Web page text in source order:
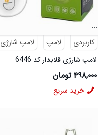
...
کاربردی
لامپ
لامپ شارژی
لامپ شارژی قلابدار کد 6446
۴۹۸,۰۰۰ تومان
خرید سریع